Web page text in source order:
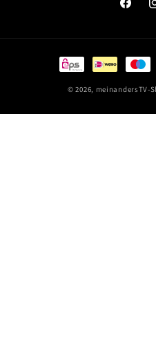
Zahlungsmethoden
© 2026, meinandersTV-